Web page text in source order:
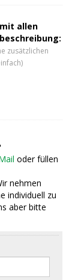
allen
zusätzlichen
oder füllen
nehmen
individuell zu
aber bitte